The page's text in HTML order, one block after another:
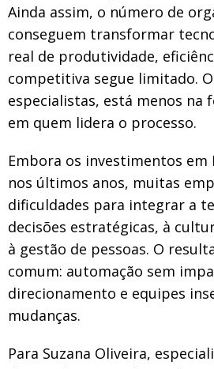
Ainda assim, o número de
conseguem transformar
real de produtividade,
competitiva segue limitado.
especialistas, está menos na
em quem lidera o processo.
Embora os investimentos em
nos últimos anos, muitas
dificuldades para integrar a
decisões estratégicas, à
à gestão de pessoas. O
comum: automação sem
direcionamento e equipes
mudanças.
Para Suzana Oliveira,